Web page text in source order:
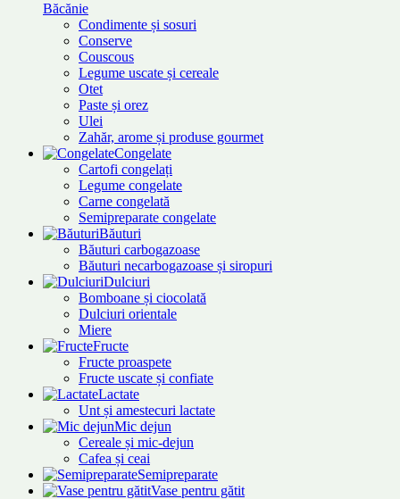
Băcănie
Condimente și sosuri
Conserve
Couscous
Legume uscate și cereale
Otet
Paste și orez
Ulei
Zahăr, arome și produse gourmet
Congelate
Cartofi congelați
Legume congelate
Carne congelată
Semipreparate congelate
Băuturi
Băuturi carbogazoase
Băuturi necarbogazoase și siropuri
Dulciuri
Bomboane și ciocolată
Dulciuri orientale
Miere
Fructe
Fructe proaspete
Fructe uscate și confiate
Lactate
Unt și amestecuri lactate
Mic dejun
Cereale și mic-dejun
Cafea și ceai
Semipreparate
Vase pentru gătit